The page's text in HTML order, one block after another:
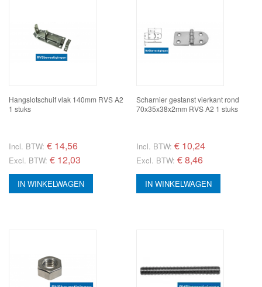
Hangslotschuif vlak 140mm RVS A2
1 stuks
Incl. BTW: € 14,56
Excl. BTW: € 12,03
IN WINKELWAGEN
Scharnier gestanst vierkant rond
70x35x38x2mm RVS A2 1 stuks
Incl. BTW: € 10,24
Excl. BTW: € 8,46
IN WINKELWAGEN